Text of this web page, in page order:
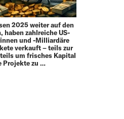
2025 weiter auf den
haben zahlreiche US-
und -Milliardäre
verkauft – teils zur
um frisches Kapital
Projekte zu …